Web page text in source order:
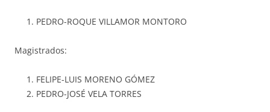
PEDRO-ROQUE VILLAMOR MONTORO
Magistrados:
FELIPE-LUIS MORENO GÓMEZ
PEDRO-JOSÉ VELA TORRES